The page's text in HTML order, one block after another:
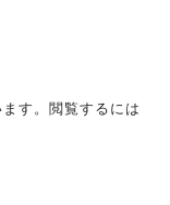
す。閲覧するには